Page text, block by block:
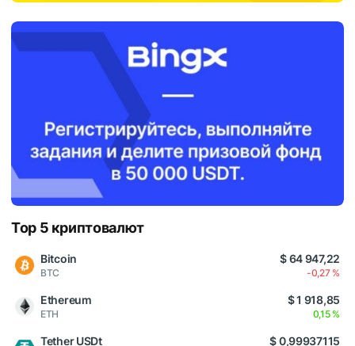
Top 5 криптовалют
Bitcoin
BTC
$ 64 947,22
-0,27 %
Ethereum
ETH
$ 1 918,85
0,15 %
Tether USDt $ 0,99937115